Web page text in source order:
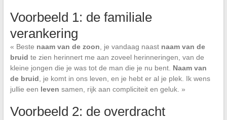
Voorbeeld 1: de familiale
verankering
« Beste naam van de zoon , je vandaag naast naam van de
bruid te zien herinnert me aan zoveel herinneringen, van de
kleine jongen die je was tot de man die je nu bent. Naam van
de bruid , je komt in ons leven, en je hebt er al je plek. Ik wens
jullie een leven samen, rijk aan compliciteit en geluk. »
Voorbeeld 2: de overdracht